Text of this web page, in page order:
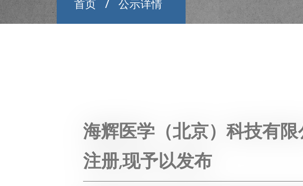
首页 公示详情
海辉医学（北京）科技有限
注册,现予以发布